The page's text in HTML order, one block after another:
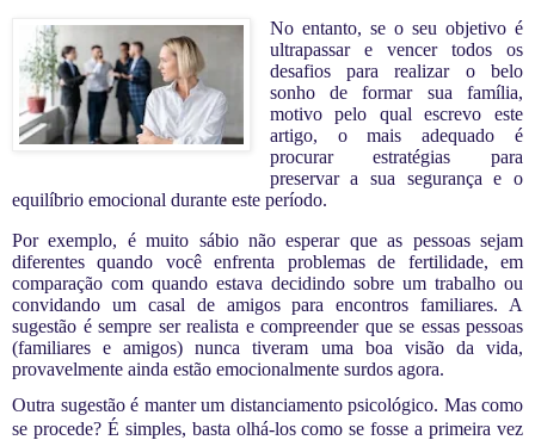
No entanto, se o seu objetivo é
ultrapassar e vencer todos os
desafios para realizar o belo
sonho de formar sua família,
motivo pelo qual escrevo este
artigo, o mais adequado é
procurar estratégias para
preservar a sua segurança e o
equilíbrio emocional durante este período.
Por exemplo, é muito sábio não esperar que as pessoas sejam
diferentes quando você enfrenta problemas de fertilidade, em
comparação com quando estava decidindo sobre um trabalho ou
convidando um casal de amigos para encontros familiares. A
sugestão é sempre ser realista e compreender que se essas pessoas
(familiares e amigos) nunca tiveram uma boa visão da vida,
provavelmente ainda estão emocionalmente surdos agora.
Outra sugestão é manter um distanciamento psicológico. Mas como
se procede? É simples, basta olhá-los como se fosse a primeira vez